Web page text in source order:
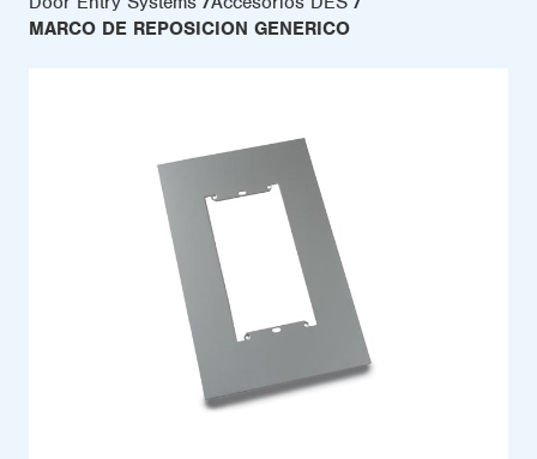
MARCO DE REPOSICION GENERICO